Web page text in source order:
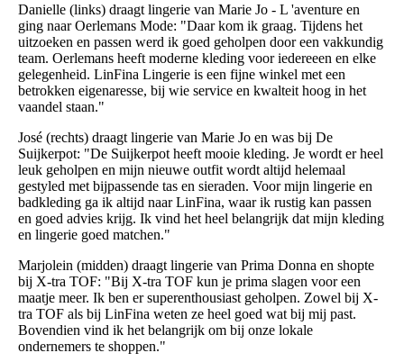
Danielle (links) draagt lingerie van Marie Jo - L 'aventure en
ging naar Oerlemans Mode: "Daar kom ik graag. Tijdens het
uitzoeken en passen werd ik goed geholpen door een vakkundig
team. Oerlemans heeft moderne kleding voor iedereeen en elke
gelegenheid. LinFina Lingerie is een fijne winkel met een
betrokken eigenaresse, bij wie service en kwalteit hoog in het
vaandel staan."
José (rechts) draagt lingerie van Marie Jo en was bij De
Suijkerpot: "De Suijkerpot heeft mooie kleding. Je wordt er heel
leuk geholpen en mijn nieuwe outfit wordt altijd helemaal
gestyled met bijpassende tas en sieraden. Voor mijn lingerie en
badkleding ga ik altijd naar LinFina, waar ik rustig kan passen
en goed advies krijg. Ik vind het heel belangrijk dat mijn kleding
en lingerie goed matchen."
Marjolein (midden) draagt lingerie van Prima Donna en shopte
bij X-tra TOF: "Bij X-tra TOF kun je prima slagen voor een
maatje meer. Ik ben er superenthousiast geholpen. Zowel bij X-
tra TOF als bij LinFina weten ze heel goed wat bij mij past.
Bovendien vind ik het belangrijk om bij onze lokale
ondernemers te shoppen."